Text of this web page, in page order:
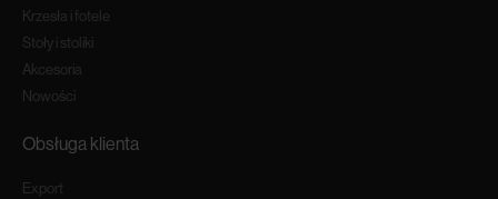
Krzesła i fotele
Stoły i stoliki
Akcesoria
Nowości
Obsługa klienta
Export